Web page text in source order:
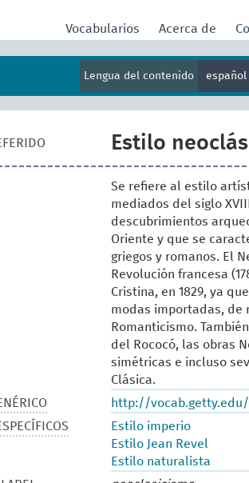
Vocabularios Acerca de
Lengua del contenido español
Estilo
Se refiere al estilo
mediados del siglo
descubrimientos
Oriente y que se
griegos y romanos. El
Revolución francesa
Cristina, en 1829, ya
modas importadas, de
Romanticismo.
del Rococó, las obras
simétricas e incluso
Clásica.
http://vocab.getty.edu/
Estilo imperio
Estilo Jean Revel
Estilo naturalista